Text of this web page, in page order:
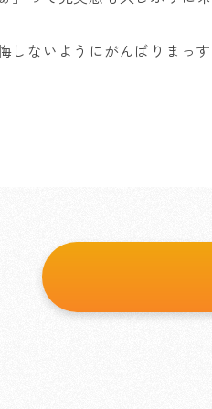
しないようにがんばりまっ